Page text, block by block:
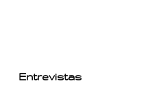
Entrevistas